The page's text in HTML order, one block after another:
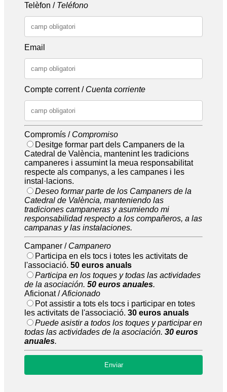
Telèfon / Teléfono
Email
Compte corrent / Cuenta corriente
Compromís / Compromiso
Desitge formar part dels Campaners de la
Catedral de València, mantenint les tradicions
campaneres i assumint la meua responsabilitat
respecte als companys, a les campanes i les
instal·lacions.
Deseo formar parte de los Campaners de la
Catedral de València, manteniendo las
tradiciones campaneras y asumiendo mi
responsabilidad respecto a los compañeros, a las
campanas y las instalaciones.
Campaner / Campanero
Participa en els tocs i totes les activitats de
l'associació. 50 euros anuals
Participa en los toques y todas las actividades
de la asociación. 50 euros anuales.
Aficionat /Aficionado
Pot assistir a tots els tocs i participar en totes
les activitats de l'associació. 30 euros anuals
Puede asistir a todos los toques y participar en
todas las actividades de la asociación. 30 euros
anuales.